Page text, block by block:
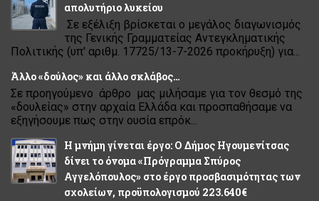
απολυτήριο λυκείου
Σε εξέλιξη βρίσκεται ο μεγάλος διαγωνισμός
της Γενικής Γραμματείας Αντεγκληματικής
Πολιτικής (υπ' αριθμ. 17725/13-7-2026 προκήρυξη) για...
Άλλο «δούλος» και άλλο σκλάβος…
Σε προηγούμενο άρθρο μας μιλήσαμε για τον θεσμό της
«δουλείας» στην αρχαία Ελλάδα και προσπαθήσαμε να
εξηγήσουμε πως στην ουσία επρόκ...
Η μνήμη γίνεται έργο: Ο Δήμος Ηγουμενίτσας
δίνει το όνομα «Πρόγραμμα Σπύρος
Αγγελόπουλος» στο έργο προσβασιμότητας των
σχολείων, προϋπολογισμού 223.640€